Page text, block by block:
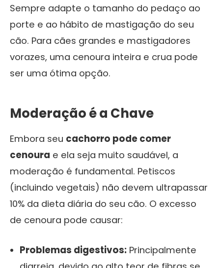
Sempre adapte o tamanho do pedaço ao
porte e ao hábito de mastigação do seu
cão. Para cães grandes e mastigadores
vorazes, uma cenoura inteira e crua pode
ser uma ótima opção.
Moderação é a Chave
Embora seu cachorro pode comer
cenoura e ela seja muito saudável, a
moderação é fundamental. Petiscos
(incluindo vegetais) não devem ultrapassar
10% da dieta diária do seu cão. O excesso
de cenoura pode causar:
Problemas digestivos: Principalmente